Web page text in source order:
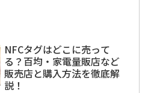
NFCタグはどこに売って
る？百均・家電量販店など
販売店と購入方法を徹底解
説！